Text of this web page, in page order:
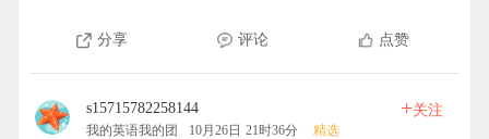
分享 评论 点赞
s15715782258144
我的英语我的团 10月26日 21时36分 精选
+关注